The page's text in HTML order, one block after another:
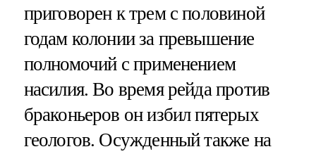
приговорен к трем с половиной
годам колонии за превышение
полномочий с применением
насилия. Во время рейда против
браконьеров он избил пятерых
геологов. Осужденный также на